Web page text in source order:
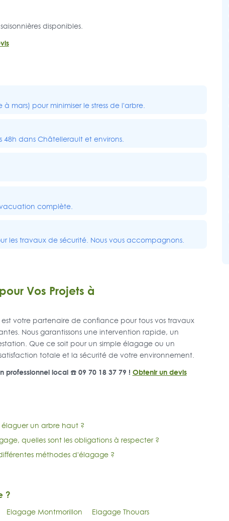
disponibles.
mars) pour minimiser le stress de l'arbre.
48h dans Châtellerault et environs.
complète.
les travaux de sécurité. Nous vous accompagnons.
Vos Projets à
votre partenaire de confiance pour tous vos travaux
Nous garantissons une intervention rapide, un
Que ce soit pour un simple élagage ou un
totale et la sécurité de votre environnement.
professionnel local ☎️ 09 70 18 37 79 ! Obtenir un devis
un arbre haut ?
quelles sont les obligations à respecter ?
méthodes d'élagage ?
?
Elagage Montmorillon
Elagage Thouars